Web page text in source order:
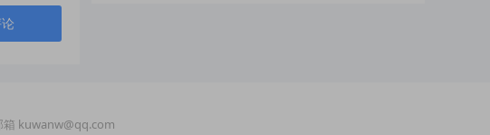
箱 kuwanw@qq.com